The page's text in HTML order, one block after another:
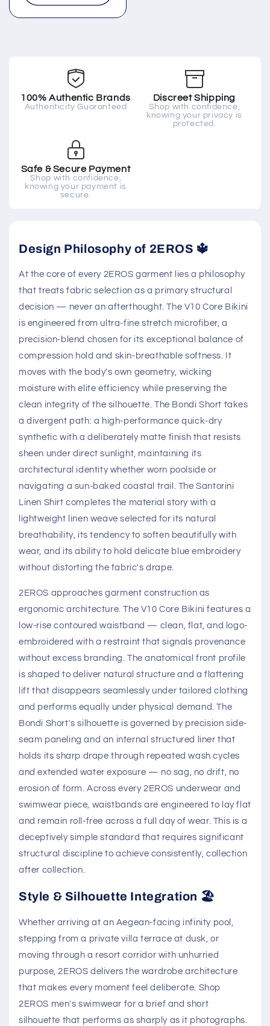
100% Authentic Brands
Authenticity Guaranteed
Discreet Shipping
Shop with confidence,
knowing your privacy is
protected.
Safe & Secure Payment
Shop with confidence,
knowing your payment is
secure.
Design Philosophy of 2EROS 🔱
At the core of every 2EROS garment lies a philosophy
that treats fabric selection as a primary structural
decision — never an afterthought. The V10 Core Bikini
is engineered from ultra-fine stretch microfiber, a
precision-blend chosen for its exceptional balance of
compression hold and skin-breathable softness. It
moves with the body's own geometry, wicking
moisture with elite efficiency while preserving the
clean integrity of the silhouette. The Bondi Short takes
a divergent path: a high-performance quick-dry
synthetic with a deliberately matte finish that resists
sheen under direct sunlight, maintaining its
architectural identity whether worn poolside or
navigating a sun-baked coastal trail. The Santorini
Linen Shirt completes the material story with a
lightweight linen weave selected for its natural
breathability, its tendency to soften beautifully with
wear, and its ability to hold delicate blue embroidery
without distorting the fabric's drape.
2EROS approaches garment construction as
ergonomic architecture. The V10 Core Bikini features a
low-rise contoured waistband — clean, flat, and logo-
embroidered with a restraint that signals provenance
without excess branding. The anatomical front profile
is shaped to deliver natural structure and a flattering
lift that disappears seamlessly under tailored clothing
and performs equally under physical demand. The
Bondi Short's silhouette is governed by precision side-
seam paneling and an internal structured liner that
holds its sharp drape through repeated wash cycles
and extended water exposure — no sag, no drift, no
erosion of form. Across every 2EROS underwear and
swimwear piece, waistbands are engineered to lay flat
and remain roll-free across a full day of wear. This is a
deceptively simple standard that requires significant
structural discipline to achieve consistently, collection
after collection.
Style & Silhouette Integration 🏖️
Whether arriving at an Aegean-facing infinity pool,
stepping from a private villa terrace at dusk, or
moving through a resort corridor with unhurried
purpose, 2EROS delivers the wardrobe architecture
that makes every moment feel deliberate. Shop
2EROS men's swimwear for a brief and short
silhouette that performs as sharply as it photographs.